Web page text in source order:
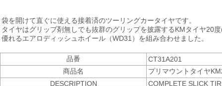
袋を開けて直ぐに使える接着済のツーリングカータイヤです。
タイヤはグリップ剤無しでも抜群のグリップを披露するKMタイヤ20
優れるエアロディッシュホイール（WD31）を組み合わせました。
品番
CT31A201
商品名
プリマウントタイヤ
DESCRIPTION
COMPLETE SLICK